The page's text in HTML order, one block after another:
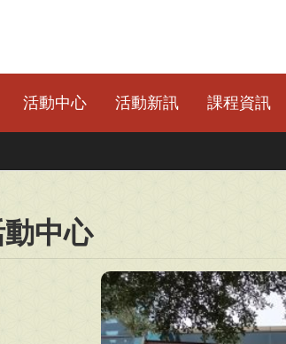
活動中心 活動新訊 課程資訊
動中心